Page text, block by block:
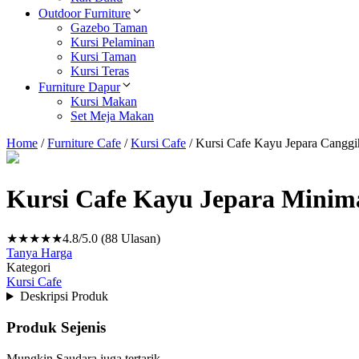
Outdoor Furniture
Gazebo Taman
Kursi Pelaminan
Kursi Taman
Kursi Teras
Furniture Dapur
Kursi Makan
Set Meja Makan
Home / Furniture Cafe / Kursi Cafe / Kursi Cafe Kayu Jepara
Kursi Cafe Kayu Jepara
★★★★★4.8/5.0 (88 Ulasan)
Tanya Harga
Kategori
Kursi Cafe
Deskripsi Produk
Produk Sejenis